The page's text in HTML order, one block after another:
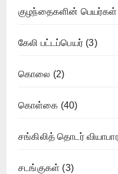
குழந்தைகளின் பெயர்கள்
கேலி பட்டப்பெயர் (3)
கொலை (2)
கொள்கை (40)
சங்கிலித் தொடர்
சடங்குகள் (3)